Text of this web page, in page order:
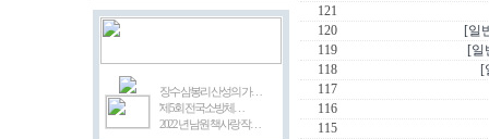
장수 삼봉리 산성의 가…
'제5회 전국소방체…
2022 년 남원 책사랑 작…
121
120
[일
119
[일
118
[
117
116
115